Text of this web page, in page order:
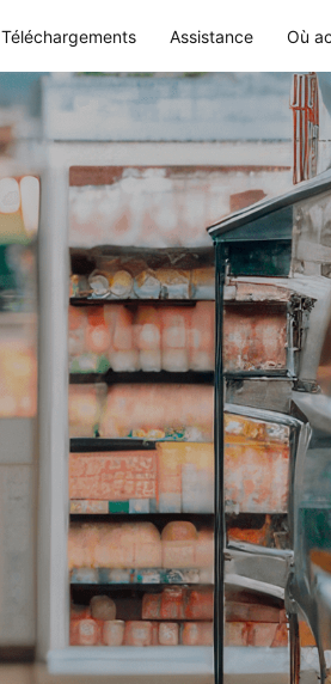
Téléchargements Assistance Où